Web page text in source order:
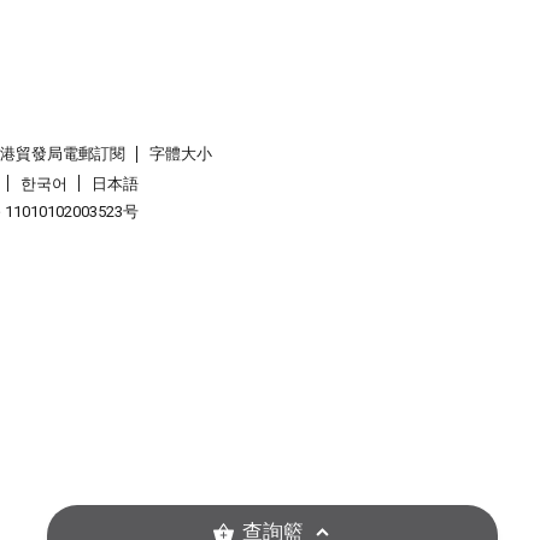
貿發局電郵訂閱
字體大小
한국어
日本語
号
查詢籃